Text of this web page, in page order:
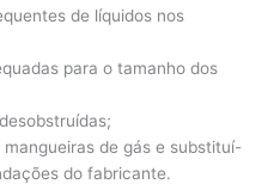
de líquidos nos
para o tamanho dos
de gás e substituí-
do fabricante.